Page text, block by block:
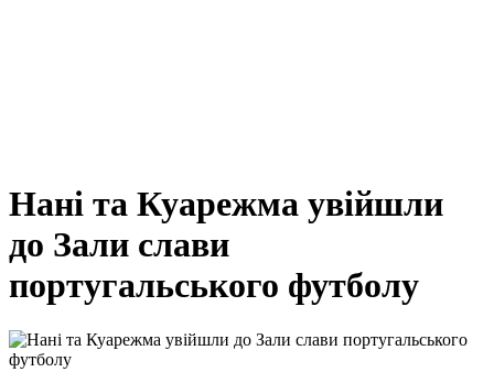
Нані та Куарежма увійшли
до Зали слави
португальського футболу